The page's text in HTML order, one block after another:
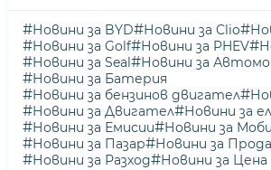
#Новини за BYD#Новини за Clio#
#Новини за Golf#Новини за PHEV#
#Новини за Seal#Новини за
#Новини за Батерия
#Новини за бензинов двигател#
#Новини за Двигател#Новини за
#Новини за Емисии#Новини за
#Новини за Пазар#Новини за
#Новини за Разход#Новини за Цена